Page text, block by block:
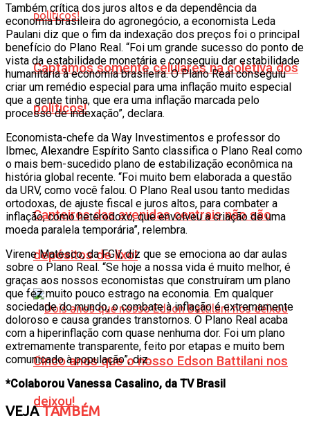
Captamos somente celulares na coletiva dos
políticos!
Canteiros das avenidas centrais não são
depósitos de lixo!
Cinco anos que o nosso Edson Battilani nos
deixou!
Também crítica dos juros altos e da dependência da
economia brasileira do agronegócio, a economista Leda
Paulani diz que o fim da indexação dos preços foi o principal
benefício do Plano Real. “Foi um grande sucesso do ponto de
vista da estabilidade monetária e conseguiu dar estabilidade
humanitária à economia brasileira. O Plano Real conseguiu
criar um remédio especial para uma inflação muito especial
que a gente tinha, que era uma inflação marcada pelo
processo de indexação”, declara.
Economista-chefe da Way Investimentos e professor do
Ibmec, Alexandre Espírito Santo classifica o Plano Real como
o mais bem-sucedido plano de estabilização econômica na
história global recente. “Foi muito bem elaborada a questão
da URV, como você falou. O Plano Real usou tanto medidas
ortodoxas, de ajuste fiscal e juros altos, para combater a
inflação, como heterodoxo, que envolveu a criação de uma
moeda paralela temporária”, relembra.
Virene Matesco, da FGV, diz que se emociona ao dar aulas
sobre o Plano Real. “Se hoje a nossa vida é muito melhor, é
graças aos nossos economistas que construíram um plano
que fez muito pouco estrago na economia. Em qualquer
sociedade do mundo, o combate à inflação é extremamente
doloroso e causa grandes transtornos. O Plano Real acaba
com a hiperinflação com quase nenhuma dor. Foi um plano
extremamente transparente, feito por etapas e muito bem
comunicado à população”, diz.
*Colaborou Vanessa Casalino, da TV Brasil
VEJATAMBÉM